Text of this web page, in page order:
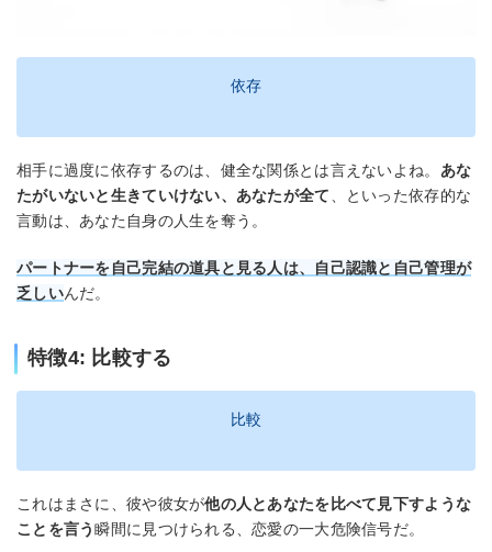
依存
相手に過度に依存するのは、健全な関係とは言えないよね。 あな
たがいないと生きていけない、あなたが全て、といった依存的な
言動は、あなた自身の人生を奪う。
パートナーを自己完結の道具と見る人は、自己認識と自己管理が
乏しいんだ。
特徴4: 比較する
比較
これはまさに、彼や彼女が他の人とあなたを比べて見下すような
ことを言う瞬間に見つけられる、恋愛の一大危険信号だ。